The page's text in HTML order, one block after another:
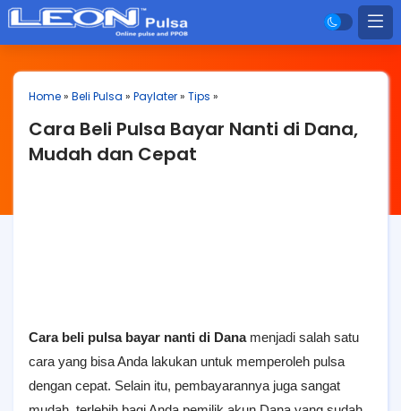
Home» Beli Pulsa » Paylater» Tips »
Cara Beli Pulsa Bayar Nanti di Dana,
Mudah dan Cepat
Cara beli pulsa bayar nanti di Danamenjadi salah satu
cara yang bisa Anda lakukan untuk memperoleh pulsa
dengan cepat. Selain itu, pembayarannya juga sangat